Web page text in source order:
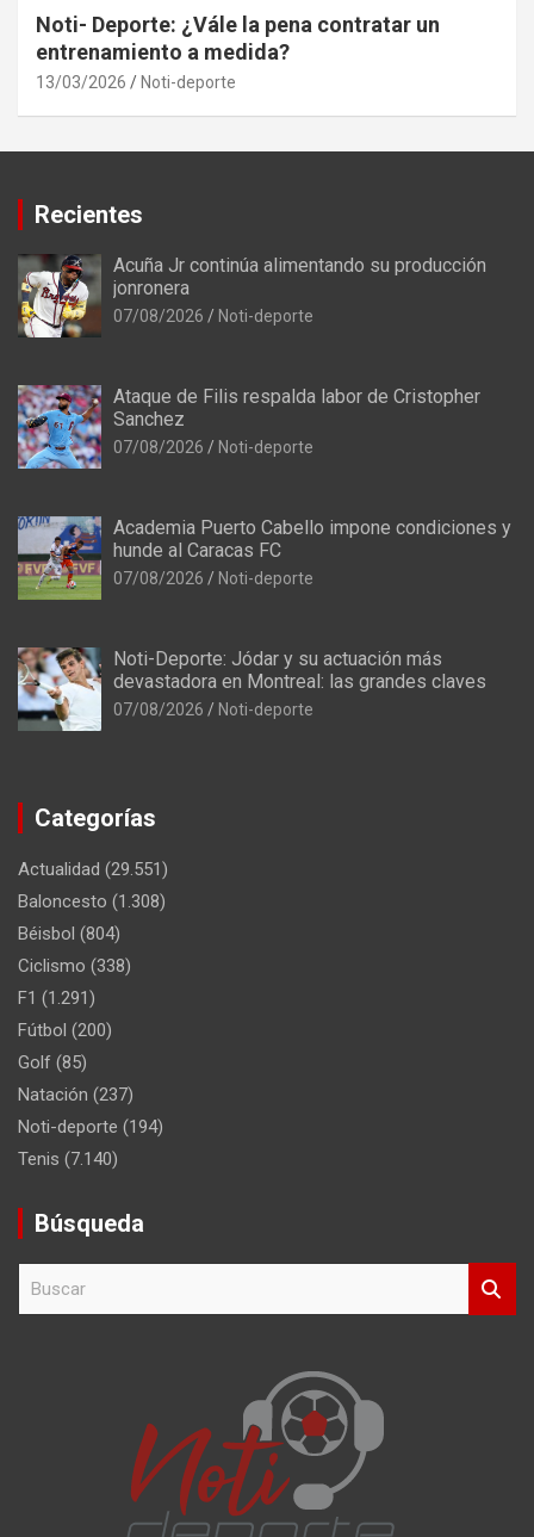
Noti- Deporte: ¿Vále la pena contratar un
entrenamiento a medida?
13/03/2026 Noti-deporte
Recientes
Acuña Jr continúa alimentando su producción
jonronera
07/08/2026 Noti-deporte
Ataque de Filis respalda labor de Cristopher
Sanchez
07/08/2026 Noti-deporte
Academia Puerto Cabello impone condiciones y
hunde al Caracas FC
07/08/2026 Noti-deporte
Noti-Deporte: Jódar y su actuación más
devastadora en Montreal: las grandes claves
07/08/2026 Noti-deporte
Categorías
Actualidad (29.551)
Baloncesto (1.308)
Béisbol (804)
Ciclismo (338)
F1 (1.291)
Fútbol (200)
Golf (85)
Natación (237)
Noti-deporte (194)
Tenis (7.140)
Búsqueda